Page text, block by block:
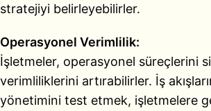
stratejiyi belirleyebilirler.
Operasyonel Verimlilik:
İşletmeler, operasyonel süreçlerini
verimliliklerini artırabilirler. İş
yönetimini test etmek, işletmelere